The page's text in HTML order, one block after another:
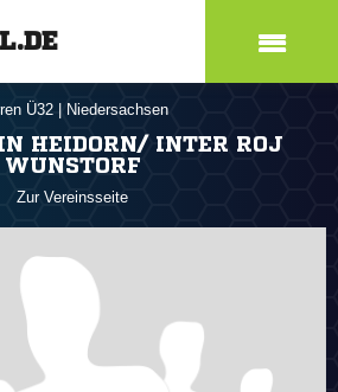
Ü32 Niedersachsen
HEIDORN/ INTER ROJ
WUNSTORF
Zur Vereinsseite